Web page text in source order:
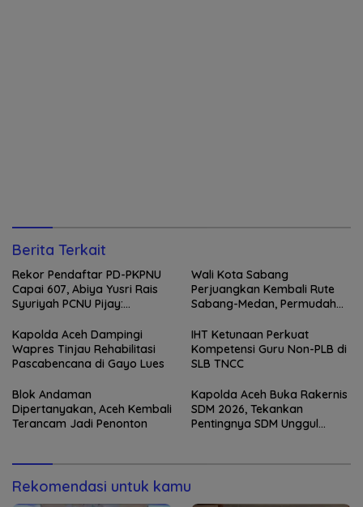
Berita Terkait
Rekor Pendaftar PD-PKPNU
Capai 607, Abiya Yusri Rais
Syuriyah PCNU Pijay:
Jantung Jam’iyah
Wali Kota Sabang
Perjuangkan Kembali Rute
Sabang-Medan, Permudah
Weh
Kapolda Aceh Dampingi
Wapres Tinjau Rehabilitasi
Pascabencana di Gayo Lues
IHT Ketunaan Perkuat
Kompetensi Guru Non-PLB di
SLB TNCC
Blok Andaman
Dipertanyakan, Aceh Kembali
Terancam Jadi Penonton
Kapolda Aceh Buka Rakernis
SDM 2026, Tekankan
Pentingnya SDM Unggul
Rekomendasi untuk kamu